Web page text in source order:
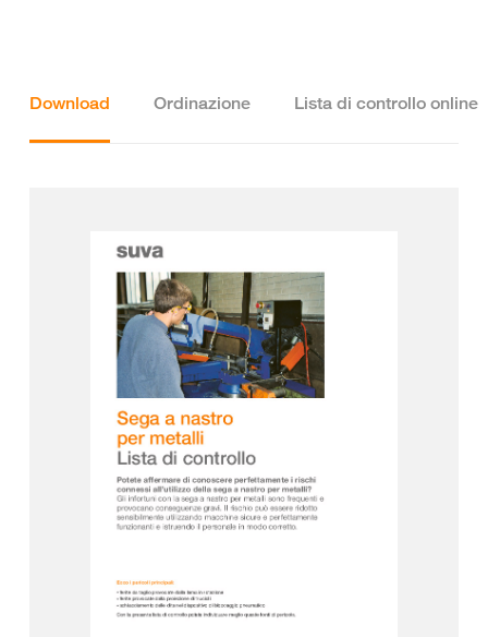
Download Ordinazione Lista di controllo online